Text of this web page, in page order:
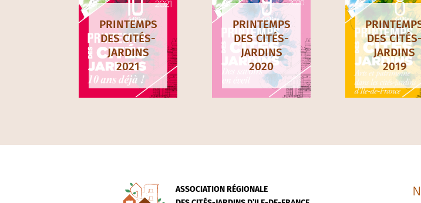
PRINTEMPS
DES CITÉS-
JARDINS
2021
PRINTEMPS
DES CITÉS-
JARDINS
2020
DES CITÉS-
JARDINS
2019
ASSOCIATION RÉGIONALE